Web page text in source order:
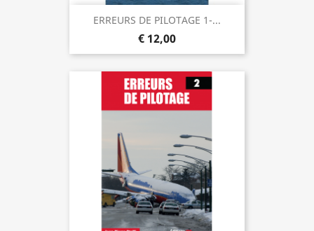
ERREURS DE PILOTAGE 1-...
€ 12,00